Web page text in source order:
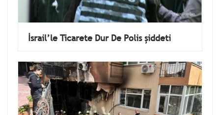
İsrail’le Ticarete Dur De Polis şiddeti